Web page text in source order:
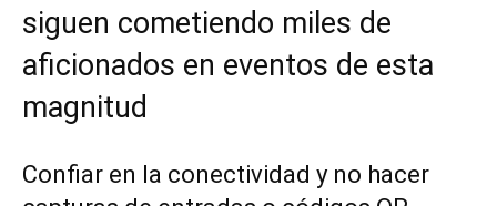
siguen cometiendo miles de
aficionados en eventos de esta
magnitud
Confiar en la conectividad y no hacer